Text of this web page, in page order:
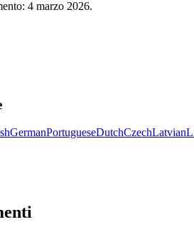
4 marzo 2026.
GermanPortugueseDutchCzechLatvian